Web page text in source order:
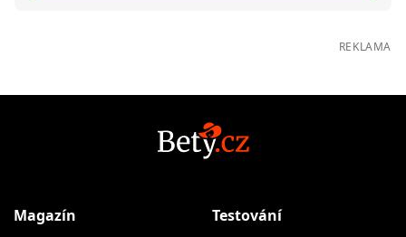
REKLAMA
Magazín Testování